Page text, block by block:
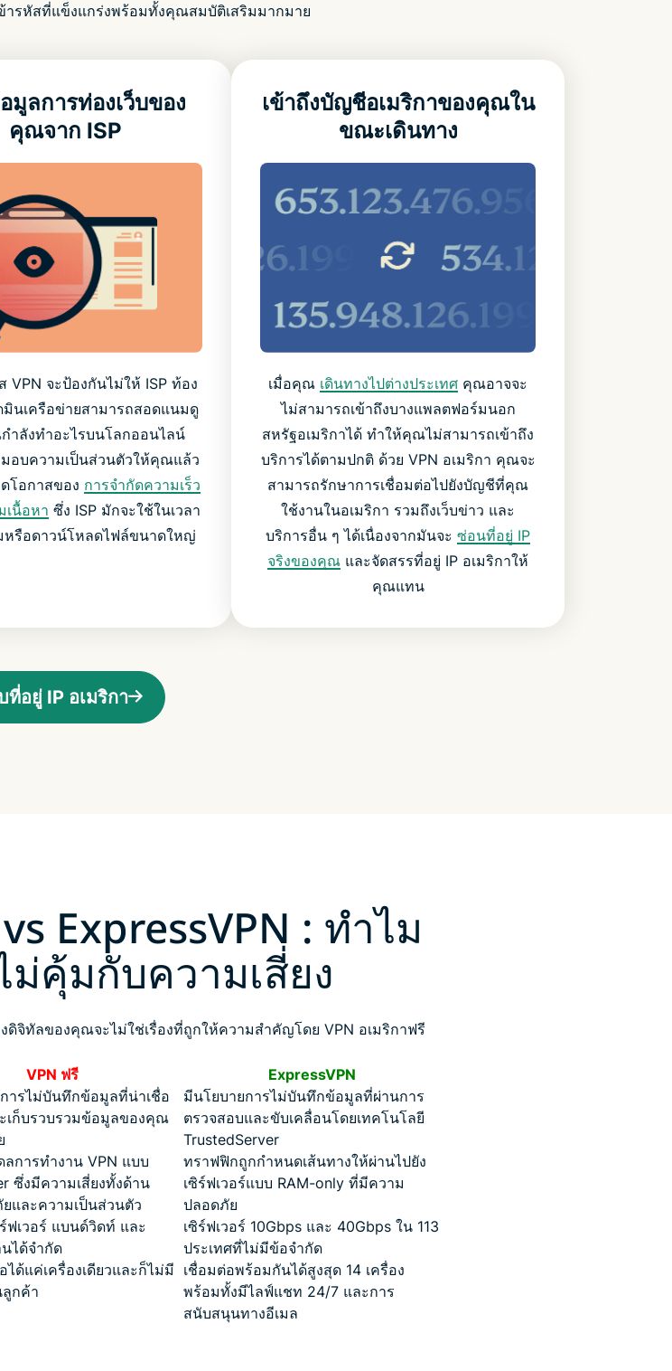
ารหัสที่แข็งแกร่งพร้อมทั้งคุณสมบัติเสริมมากมาย
มูลการท่องเว็บของ
คุณจาก ISP
VPN จะป้องกันไม่ให้ ISP ท้อง
นเครือข่ายสามารถสอดแนมดู
ำลังทำอะไรบนโลกออนไลน์
อบความเป็นส่วนตัวให้คุณแล้ว
โอกาสของ การจำกัดความเร็ว
เนื้อหา ซึ่ง ISP มักจะใช้ในเวลา
รือดาวน์โหลดไฟล์ขนาดใหญ่
เข้าถึงบัญชีอเมริกาของคุณใน
ขณะเดินทาง
เมื่อคุณ เดินทางไปต่างประเทศ คุณอาจจะ
ไม่สามารถเข้าถึงบางแพลตฟอร์มนอก
สหรัฐอเมริกาได้ ทำให้คุณไม่สามารถเข้าถึง
บริการได้ตามปกติ ด้วย VPN อเมริกา คุณจะ
สามารถรักษาการเชื่อมต่อไปยังบัญชีที่คุณ
ใช้งานในอเมริกา รวมถึงเว็บข่าว และ
บริการอื่น ๆ ได้เนื่องจากมันจะซ่อนที่อยู่ IP
จริงของคุณ และจัดสรรที่อยู่ IP อเมริกาให้
คุณแทน
ที่อยู่ IP อเมริกา
ExpressVPN : ทำไม
ม่คุ้มกับความเสี่ยง
จิทัลของคุณจะไม่ใช่เรื่องที่ถูกให้ความสำคัญโดย VPN อเมริกาฟรี
VPN ฟรี
ExpressVPN
ารไม่บันทึกข้อมูลที่น่าเชื่อ
เก็บรวบรวมข้อมูลของคุณ
มีนโยบายการไม่บันทึกข้อมูลที่ผ่านการ
ตรวจสอบและขับเคลื่อนโดยเทคโนโลยี
TrustedServer
ลการทำงาน VPN แบบ
ซึ่งมีความเสี่ยงทั้งด้าน
และความเป็นส่วนตัว
ทราฟฟิกถูกกำหนดเส้นทางให้ผ่านไปยัง
เซิร์ฟเวอร์แบบ RAM-only ที่มีความ
ปลอดภัย
ฟเวอร์ แบนด์วิดท์ และ
ได้จำกัด
เซิร์ฟเวอร์ 10Gbps และ 40Gbps ใน 113
ประเทศที่ไม่มีข้อจำกัด
ได้แค่เครื่องเดียวและก็ไม่มี
กค้า
เชื่อมต่อพร้อมกันได้สูงสุด 14 เครื่อง
พร้อมทั้งมีไลฟ์แชท 24/7 และการ
สนับสนุนทางอีเมล